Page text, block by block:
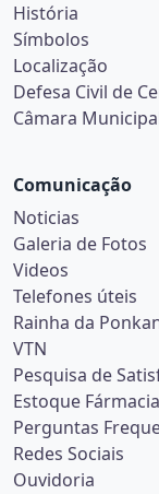
História
Símbolos
Localização
Defesa Civil de
Câmara
Comunicação
Noticias
Galeria de Fotos
Videos
Telefones úteis
Rainha da
VTN
Pesquisa de
Estoque Fármacia
Perguntas
Redes Sociais
Ouvidoria